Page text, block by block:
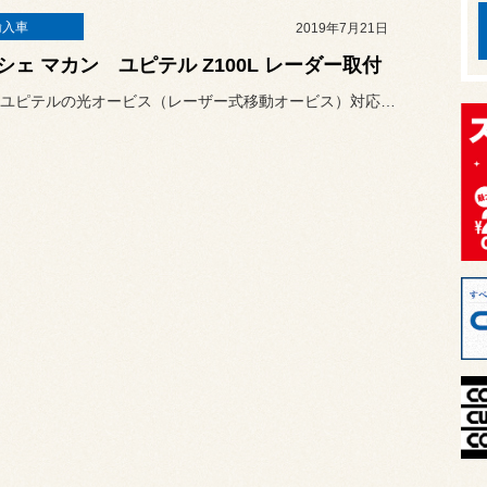
車 2019年7月21日
ェ マカン ユピテル Z100L レーダー取付